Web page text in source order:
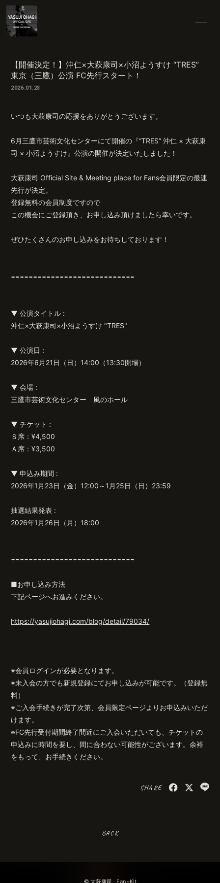
INFORMATION
SCHEDULE
DISCOGRAPHY
BLOG
PHOTO
【開催決定！】沖仁×大萩康司×小沼ようすけ “TRES”
東京（三鷹）公演 FC先行スタート！
2026.01.23
いつも大萩康司の応援をありがとうございます。
6月三鷹市芸術文化センターにて開催の『“TRES” 沖仁 × 大萩康
司 × 小沼ようすけ』公演の開催が決定いたしました！
大萩康司 Official Site & Meeting place for Fans会員限定の最速
先行が決定。
登録無料の会員制度ですので
この機会にご登録頂き、お申し込み頂けましたら幸いです。
ぜひたくさんのお申し込みをお待ちしております！
============================
▼ 公演タイトル :
沖仁×大萩康司×小沼ようすけ "TRES"
▼ 公演日 :
2026年6月21日（日）14:00（13:30開場）
▼ 会場 :
三鷹市芸術文化センター 風のホール
▼ チケット :
Ｓ席：¥4,500
Ａ席：¥3,500
▼ 申込み期間 :
2026年1月23日（金）12:00～1月25日（日）23:59
抽選結果発表 :
2026年1月26日（月）18:00
============================
■お申し込み方法
下記ページへお進みください。
https://yasujiohagi.com/blog/detail/79034/
※会員ログインが必要となります。
※未入会の方でも新規登録にてお申し込みが可能です。（登録無
料）
※ご入会手続きが完了次第、会員限定ページよりお申込みいただ
けます。
※FC先行受付期間終了間近にご入会いただいても、チケットの
申込みに時間を要し、間に合わない可能性がございます。余裕
をもって、お手続きください。
SHARE
BACK
© 大萩康司 , Fan+Kit